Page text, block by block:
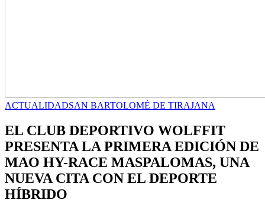
ACTUALIDADSAN BARTOLOMÉ DE TIRAJANA
EL CLUB DEPORTIVO WOLFFIT
PRESENTA LA PRIMERA EDICIÓN DE
MAO HY-RACE MASPALOMAS, UNA
NUEVA CITA CON EL DEPORTE
HÍBRIDO